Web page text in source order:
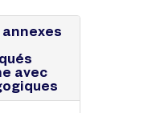
avec